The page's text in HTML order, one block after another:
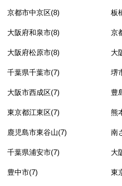
京都市中京区(8) 板
大阪府和泉市(8) 京
大阪府松原市(8) 大
千葉県千葉市(7) 堺
大阪市西成区(7) 豊
東京都江東区(7) 熊
鹿児島市東谷山(7) 南
千葉県浦安市(7) 大
豊中市(7) 東